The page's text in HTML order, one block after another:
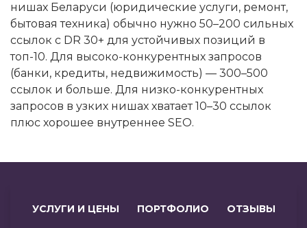
нишах Беларуси (юридические услуги, ремонт,
бытовая техника) обычно нужно 50–200 сильных
ссылок с DR 30+ для устойчивых позиций в
топ-10. Для высоко-конкурентных запросов
(банки, кредиты, недвижимость) — 300–500
ссылок и больше. Для низко-конкурентных
запросов в узких нишах хватает 10–30 ссылок
плюс хорошее внутреннее SEO.
УСЛУГИ И ЦЕНЫ ПОРТФОЛИО ОТЗЫВЫ